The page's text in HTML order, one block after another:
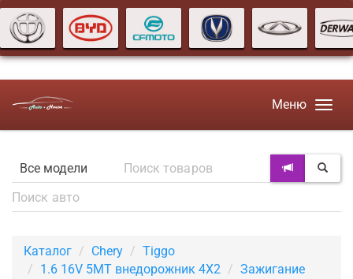
Меню
Каталог Chery
Tiggo
1.6 16V 5MT внедорожник 4X2
Зажигание